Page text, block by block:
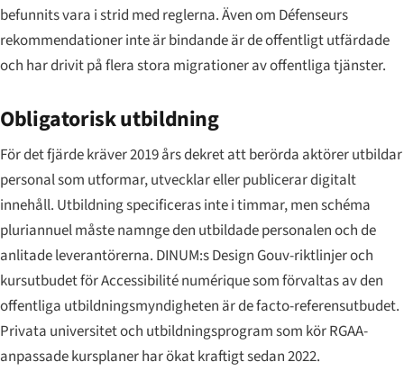
befunnits vara i strid med reglerna. Även om Défenseurs
rekommendationer inte är bindande är de offentligt utfärdade
och har drivit på flera stora migrationer av offentliga tjänster.
Obligatorisk utbildning
För det fjärde kräver 2019 års dekret att berörda aktörer utbildar
personal som utformar, utvecklar eller publicerar digitalt
innehåll. Utbildning specificeras inte i timmar, menschéma
pluriannuelmåste namnge den utbildade personalen och de
anlitade leverantörerna. DINUM:sDesign Gouv-riktlinjer och
kursutbudet förAccessibilité numériquesom förvaltas av den
offentliga utbildningsmyndigheten är de facto-referensutbudet.
Privata universitet och utbildningsprogram som kör RGAA-
anpassade kursplaner har ökat kraftigt sedan 2022.